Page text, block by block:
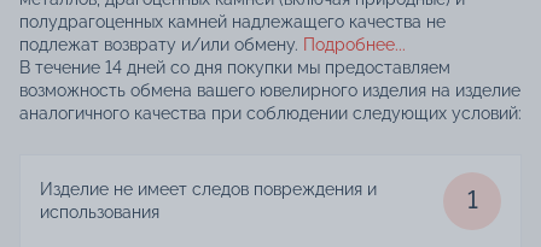
полудрагоценных камней надлежащего качества не
подлежат возврату и/или обмену. Подробнее...
В течение 14 дней со дня покупки мы предоставляем
возможность обмена вашего ювелирного изделия на изделие
аналогичного качества при соблюдении следующих условий:
Изделие не имеет следов повреждения и
использования
1